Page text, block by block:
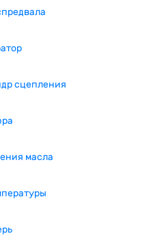
сцепления
масла